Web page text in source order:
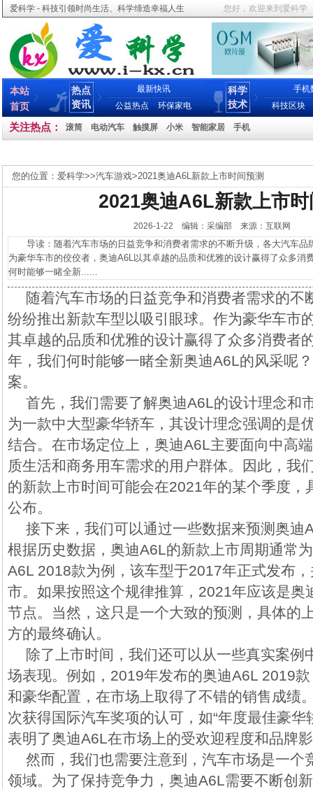
爱科学 - 科技引领时尚生活、科学缔造幸福人生 您好，欢迎来到爱科学
本站
首页
热点
资讯
最新快讯
公益热点
环保家电
科学
技术
手机
科技区块
关注热点： 滚筒 电动汽车 触摸屏 小米 智能家居 手机
您的位置： 爱科学>>汽车游戏>2021奥迪A6L新款上市时间预测
2021奥迪A6L新款上市
2026-1-22 编辑：采编部 来源：互联网
导读：随着汽车市场的日益竞争和消费者需求的不断升级，各大汽车品
为豪华车市的佼佼者，奥迪A6L以其卓越的品质和优雅的设计赢得了众多消
何时能够一睹全新......
随着汽车市场的日益竞争和消费者需求的不
纷纷推出新款车型以吸引眼球。作为豪华车市
其卓越的品质和优雅的设计赢得了众多消费者
年，我们何时能够一睹全新奥迪A6L的风采呢
案。
首先，我们需要了解奥迪A6L的设计理念和
为一款中大型豪华轿车，其设计理念强调的是
结合。在市场定位上，奥迪A6L主要面向中高
质生活和商务用车需求的用户群体。因此，我
的新款上市时间可能会在2021年的某个季度，
公布。
接下来，我们可以通过一些数据来预测奥迪
根据历史数据，奥迪A6L的新款上市周期通常
A6L 2018款为例，该车型于2017年正式发布
市。如果按照这个规律推算，2021年应该是奥
节点。当然，这只是一个大致的预测，具体的
方的最终确认。
除了上市时间，我们还可以从一些真实案例
场表现。例如，2019年发布的奥迪A6L 2019
和豪华配置，在市场上取得了不错的销售成绩
次获得国际汽车奖项的认可，如“年度最佳豪华
表明了奥迪A6L在市场上的受欢迎程度和品牌
然而，我们也需要注意到，汽车市场是一个
领域。为了保持竞争力，奥迪A6L需要不断创